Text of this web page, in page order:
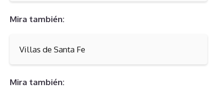
Mira también:
Villas de Santa Fe
Mira también: